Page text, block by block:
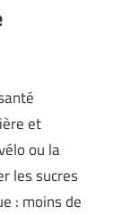
et
ou la
les sucres
: moins de